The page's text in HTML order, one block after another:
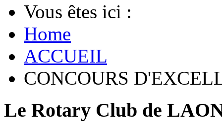
Vous êtes ici :
Home
ACCUEIL
CONCOURS
Le Rotary Club de